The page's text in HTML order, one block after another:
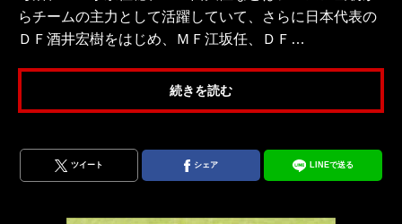
らチームの主力として活躍していて、さらに日本代表の
ＤＦ酒井宏樹をはじめ、ＭＦ江坂任、ＤＦ…
続きを読む
ツイート シェア LINEで送る